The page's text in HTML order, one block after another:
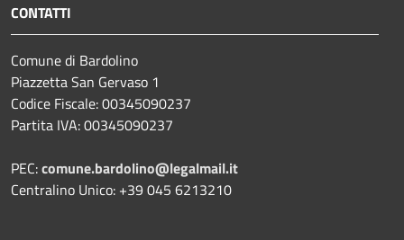
CONTATTI
Comune di Bardolino
Piazzetta San Gervaso 1
Codice Fiscale: 00345090237
Partita IVA: 00345090237
PEC:comune.bardolino@legalmail.it
Centralino Unico: +39 045 6213210